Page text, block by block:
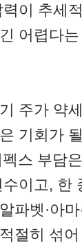
이 추세
어렵다
주가 약
기회가
스 부담
이고, 한
파벳·아
절히 섞